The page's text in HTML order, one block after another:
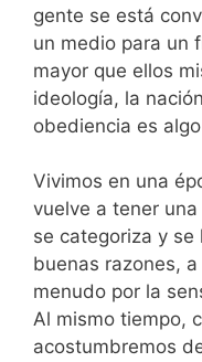
gente se está
un medio para un
mayor que ellos
ideología, la
obediencia es
Vivimos en una
vuelve a tener
se categoriza y
buenas razones,
menudo por la
Al mismo tiempo,
acostumbremos